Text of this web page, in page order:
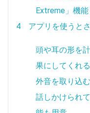
Extreme」機
4 アプリを使うとさ
頭や耳の形を
果にしてくれる
外音を取り込
話しかけられ